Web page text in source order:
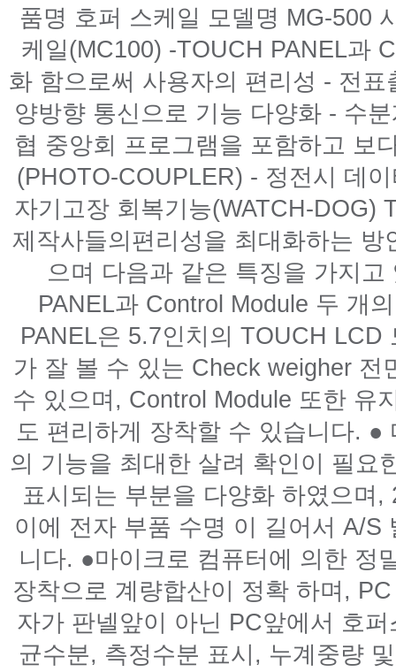
품명 호퍼 스케일 모델명 MG-500
케일(MC100) -TOUCH PANEL과
화 함으로써 사용자의 편리성 - 전
양방향 통신으로 기능 다양화 - 수
협 중앙회 프로그램을 포함하고 보
(PHOTO-COUPLER) - 정전시 데
자기고장 회복기능(WATCH-DOG)
제작사들의편리성을 최대화하는
으며 다음과 같은 특징을 가지
PANEL과 Control Module 두 개
PANEL은 5.7인치의 TOUCH
가 잘 볼 수 있는 Check weigher 전
수 있으며, Control Module 또한 유
도 편리하게 장착할 수 있습니다.
의 기능을 최대한 살려 확인이 필요
표시되는 부분을 다양화 하였으며
이에 전자 부품 수명 이 길어서 A/S
니다. ●마이크로 컴퓨터에 의한 정
장착으로 계량합산이 정확 하며,
자가 판넬앞이 아닌 PC앞에서 호
균수분, 측정수분 표시, 누계중량